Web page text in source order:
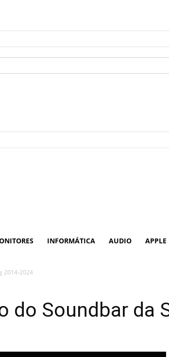
INFORMÁTICA AUDIO APPLE
2014-2024
do Soundbar da